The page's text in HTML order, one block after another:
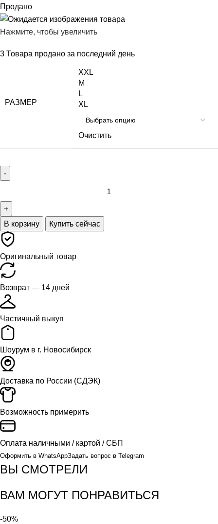
Продано
Нажмите, чтобы увеличить
3 Товара продано за последний день
РАЗМЕР
XXL
M
L
XL
Очистить
В корзину Купить сейчас
Оригинальный товар
Возврат — 14 дней
Частичный выкуп
Шоурум в г. Новосибирск
Доставка по России (СДЭК)
Возможность примерить
Оплата наличными / картой / СБП
Оформить в WhatsAppЗадать вопрос в Telegram
ВЫ СМОТРЕЛИ
ВАМ МОГУТ ПОНРАВИТЬСЯ
-50%